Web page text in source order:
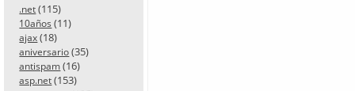
.net (115)
10años (11)
ajax (18)
aniversario (35)
antispam (16)
asp.net (153)